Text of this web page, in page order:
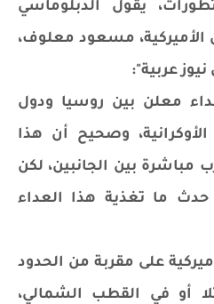
يقول الدبلوماسي
الأميركية، مسعود معلوف،
عربية":
معلن بين روسيا ودول
وصحيح أن هذا
مباشرة بين الجانبين، لكن
ما تغذية هذا العداء
على مقربة من الحدود
أو في القطب الشمالي،